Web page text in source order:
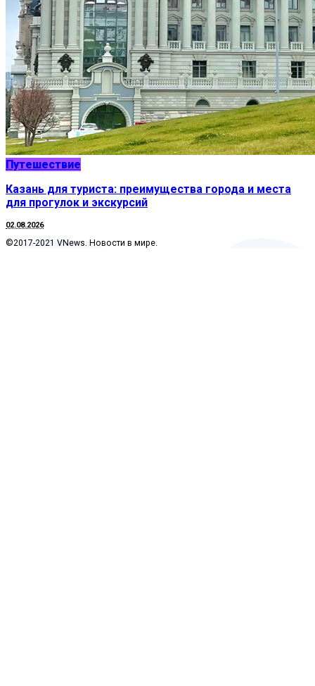
Путешествие
Казань для туриста: преимущества города и места
для прогулок и экскурсий
02.08.2026
©2017-2021 VNews. Новости в мире.